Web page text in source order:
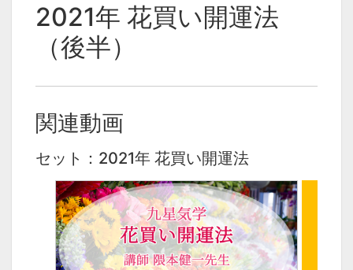
2021年 花買い開運法
（後半）
関連動画
セット：2021年 花買い開運法